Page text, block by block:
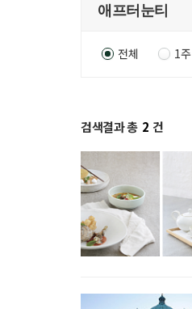
전체 1주
검색결과 총 2 건